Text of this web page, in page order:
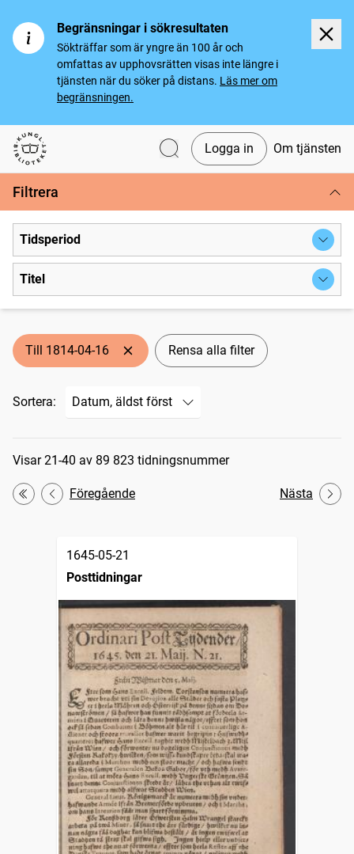
Begränsningar i sökresultaten
Sökträffar som är yngre än 100 år och
omfattas av upphovsrätten visas inte längre i
tjänsten när du söker på distans. Läs mer om
begränsningen.
Svenska tidningar
Logga in Om tjänsten
Filtrera
Tidsperiod
Titel
Till 1814-04-16 Rensa alla filter
Sortera:
Sökresultat
Visar 21-40 av 89 823 tidningsnummer
Första
Föregående Nästa
1645-05-21
Posttidningar